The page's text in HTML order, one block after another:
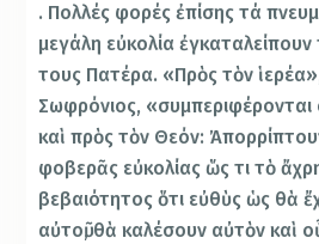
. Πολλές φορές ἐπίσης τά
μεγάλη εὐκολία
τους Πατέρα. «Πρὸς τὸν
Σωφρόνιος,
καὶ πρὸς τὸν Θεόν:
φοβερᾶς εὐκολίας ὥς τι τὸ
βεβαιότητος ὅτι εὐθὺς ὡς θὰ
αὐτοῦ, θὰ καλέσουν αὐτὸν καὶ